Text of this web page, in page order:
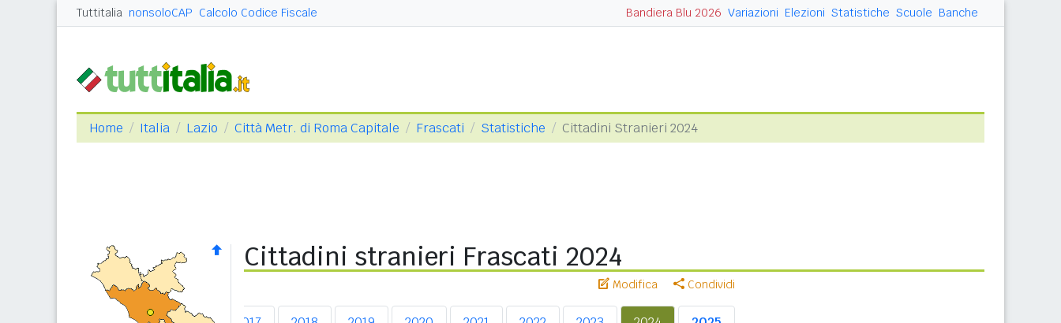
Tuttitalia nonsoloCAP Calcolo Codice Fiscale Bandiera Blu 2026 Variazioni Elezioni Statistiche Scuole Banche
Home Italia Lazio Città Metr. di Roma Capitale Frascati Statistiche Cittadini Stranieri 2024
Cittadini stranieri Frascati 2024
Modifica Condividi